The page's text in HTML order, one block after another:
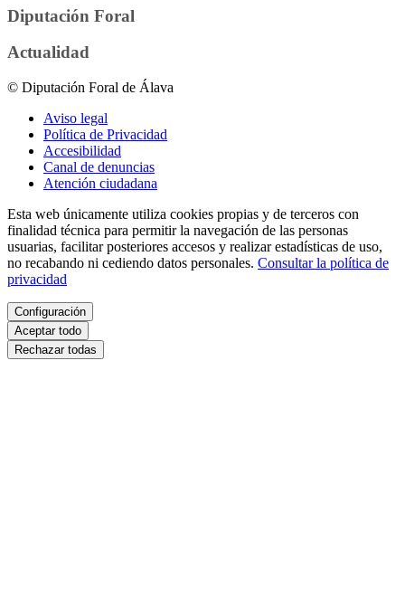
Diputación Foral
Actualidad
© Diputación Foral de Álava
Aviso legal
Política de Privacidad
Accesibilidad
Canal de denuncias
Atención ciudadana
Esta web únicamente utiliza cookies propias y de terceros con
finalidad técnica para permitir la navegación de las personas
usuarias, facilitar posteriores accesos y realizar estadísticas de uso,
no recabando ni cediendo datos personales. Consultar la política de
privacidad
Configuración
Aceptar todo
Rechazar todas